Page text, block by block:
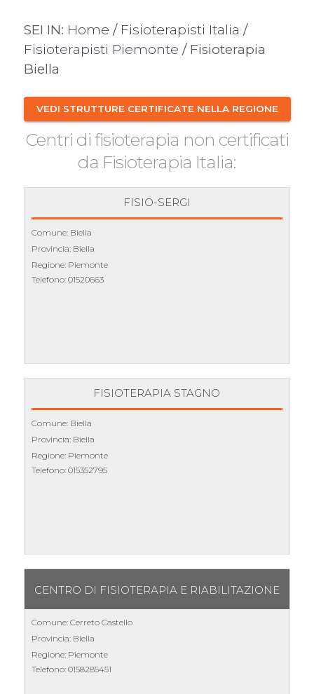
SEI IN: Home / Fisioterapisti Italia /
Fisioterapisti Piemonte / Fisioterapia
Biella
VEDI STRUTTURE CERTIFICATE NELLA REGIONE
Centri di fisioterapia non certificati
da Fisioterapia Italia:
FISIO-SERGI
Comune: Biella
Provincia: Biella
Regione: Piemonte
Telefono: 01520663
FISIOTERAPIA STAGNO
Comune: Biella
Provincia: Biella
Regione: Piemonte
Telefono: 015352795
CENTRO DI FISIOTERAPIA E RIABILITAZIONE
Comune: Cerreto Castello
Provincia: Biella
Regione: Piemonte
Telefono: 0158285451